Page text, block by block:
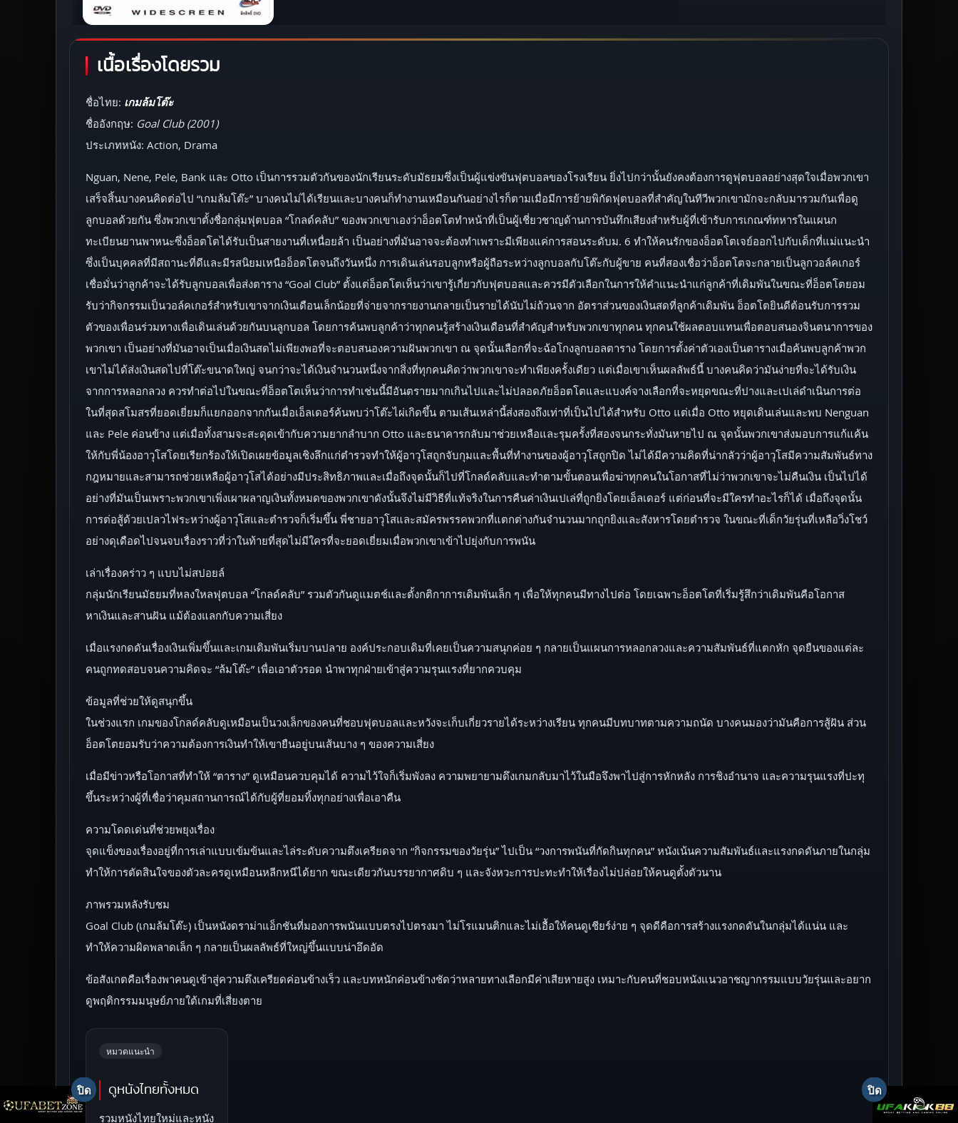
เนื้อเรื่องโดยรวม
ชื่อไทย: เกมล้มโต๊ะ
ชื่ออังกฤษ: Goal Club (2001)
ประเภทหนัง: Action, Drama
Nguan, Nene, Pele, Bank และ Otto เป็นการรวมตัวกันของนักเรียนระดับมัธยมซึ่งเป็นผู้แข่งขันฟุตบอลของโรงเรียน ยิ่งไปกว่านั้นยังคงต้องการดูฟุตบอลอย่างสุดใจเมื่อพวกเขา
เสร็จสิ้นบางคนคิดต่อไป “เกมล้มโต๊ะ” บางคนไม่ได้เรียนและบางคนก็ทำงานเหมือนกันอย่างไรก็ตามเมื่อมีการย้ายพิกัดฟุตบอลที่สำคัญในทีวีพวกเขามักจะกลับมารวมกันเพื่อดู
ลูกบอลด้วยกัน ซึ่งพวกเขาตั้งชื่อกลุ่มฟุตบอล “โกลด์คลับ” ของพวกเขาเองว่าอ็อตโตทำหน้าที่เป็นผู้เชี่ยวชาญด้านการบันทึกเสียงสำหรับผู้ที่เข้ารับการเกณฑ์ทหารในแผนก
ทะเบียนยานพาหนะซึ่งอ็อตโตได้รับเป็นสายงานที่เหนื่อยล้า เป็นอย่างที่มันอาจจะต้องทำเพราะมีเพียงแค่การสอนระดับม. 6 ทำให้คนรักของอ็อตโตเจย์ออกไปกับเด็กที่แม่แนะนำ
ซึ่งเป็นบุคคลที่มีสถานะที่ดีและมีรสนิยมเหนืออ็อตโตจนถึงวันหนึ่ง การเดินเล่นรอบลูกหรือผู้ถือระหว่างลูกบอลกับโต๊ะกับผู้ขาย คนที่สองเชื่อว่าอ็อตโตจะกลายเป็นลูกวอล์คเกอร์
เชื่อมั่นว่าลูกค้าจะได้รับลูกบอลเพื่อส่งตาราง “Goal Club” ตั้งแต่อ็อตโตเห็นว่าเขารู้เกี่ยวกับฟุตบอลและควรมีตัวเลือกในการให้คำแนะนำแก่ลูกค้าที่เดิมพันในขณะที่อ็อตโตยอม
รับว่ากิจกรรมเป็นวอล์คเกอร์สำหรับเขาจากเงินเดือนเล็กน้อยที่จ่ายจากรายงานกลายเป็นรายได้นับไม่ถ้วนจาก อัตราส่วนของเงินสดที่ลูกค้าเดิมพัน อ็อตโตยินดีต้อนรับการรวม
ตัวของเพื่อนร่วมทางเพื่อเดินเล่นด้วยกันบนลูกบอล โดยการค้นพบลูกค้าว่าทุกคนรู้สร้างเงินเดือนที่สำคัญสำหรับพวกเขาทุกคน ทุกคนใช้ผลตอบแทนเพื่อตอบสนองจินตนาการของ
พวกเขา เป็นอย่างที่มันอาจเป็นเมื่อเงินสดไม่เพียงพอที่จะตอบสนองความฝันพวกเขา ณ จุดนั้นเลือกที่จะฉ้อโกงลูกบอลตาราง โดยการตั้งค่าตัวเองเป็นตารางเมื่อค้นพบลูกค้าพวก
เขาไม่ได้ส่งเงินสดไปที่โต๊ะขนาดใหญ่ จนกว่าจะได้เงินจำนวนหนึ่งจากสิ่งที่ทุกคนคิดว่าพวกเขาจะทำเพียงครั้งเดียว แต่เมื่อเขาเห็นผลลัพธ์นี้ บางคนคิดว่ามันง่ายที่จะได้รับเงิน
จากการหลอกลวง ควรทำต่อไปในขณะที่อ็อตโตเห็นว่าการทำเช่นนี้มีอันตรายมากเกินไปและไม่ปลอดภัยอ็อตโตและแบงค์จางเลือกที่จะหยุดขณะที่ปางและเปเล่ดำเนินการต่อ
ในที่สุดสโมสรที่ยอดเยี่ยมก็แยกออกจากกันเมื่อเอ็ลเดอร์ค้นพบว่าโต๊ะไผ่เกิดขึ้น ตามเส้นเหล่านี้ส่งสองถึงเท่าที่เป็นไปได้สำหรับ Otto แต่เมื่อ Otto หยุดเดินเล่นและพบ Nenguan
และ Pele ค่อนข้าง แต่เมื่อทั้งสามจะสะดุดเข้ากับความยากลำบาก Otto และธนาคารกลับมาช่วยเหลือและรุมครั้งที่สองจนกระทั่งมันหายไป ณ จุดนั้นพวกเขาส่งมอบการแก้แค้น
ให้กับพี่น้องอาวุโสโดยเรียกร้องให้เปิดเผยข้อมูลเชิงลึกแก่ตำรวจทำให้ผู้อาวุโสถูกจับกุมและพื้นที่ทำงานของผู้อาวุโสถูกปิด ไม่ได้มีความคิดที่น่ากลัวว่าผู้อาวุโสมีความสัมพันธ์ทาง
กฎหมายและสามารถช่วยเหลือผู้อาวุโสได้อย่างมีประสิทธิภาพและเมื่อถึงจุดนั้นก็ไปที่โกลด์คลับและทำตามขั้นตอนเพื่อฆ่าทุกคนในโอกาสที่ไม่ว่าพวกเขาจะไม่คืนเงิน เป็นไปได้
อย่างที่มันเป็นเพราะพวกเขาเพิ่งเผาผลาญเงินทั้งหมดของพวกเขาดังนั้นจึงไม่มีวิธีที่แท้จริงในการคืนค่าเงินเปเล่ที่ถูกยิงโดยเอ็ลเดอร์ แต่ก่อนที่จะมีใครทำอะไรก็ได้ เมื่อถึงจุดนั้น
การต่อสู้ด้วยเปลวไฟระหว่างผู้อาวุโสและตำรวจก็เริ่มขึ้น พี่ชายอาวุโสและสมัครพรรคพวกที่แตกต่างกันจำนวนมากถูกยิงและสังหารโดยตำรวจ ในขณะที่เด็กวัยรุ่นที่เหลือวิ่งโชว์
อย่างดุเดือดไปจนจบเรื่องราวที่ว่าในท้ายที่สุดไม่มีใครที่จะยอดเยี่ยมเมื่อพวกเขาเข้าไปยุ่งกับการพนัน
เล่าเรื่องคร่าว ๆ แบบไม่สปอยล์
กลุ่มนักเรียนมัธยมที่หลงใหลฟุตบอล “โกลด์คลับ” รวมตัวกันดูแมตช์และตั้งกติกาการเดิมพันเล็ก ๆ เพื่อให้ทุกคนมีทางไปต่อ โดยเฉพาะอ็อตโตที่เริ่มรู้สึกว่าเดิมพันคือโอกาส
หาเงินและสานฝัน แม้ต้องแลกกับความเสี่ยง
เมื่อแรงกดดันเรื่องเงินเพิ่มขึ้นและเกมเดิมพันเริ่มบานปลาย องค์ประกอบเดิมที่เคยเป็นความสนุกค่อย ๆ กลายเป็นแผนการหลอกลวงและความสัมพันธ์ที่แตกหัก จุดยืนของแต่ละ
คนถูกทดสอบจนความคิดจะ “ล้มโต๊ะ” เพื่อเอาตัวรอด นำพาทุกฝ่ายเข้าสู่ความรุนแรงที่ยากควบคุม
ข้อมูลที่ช่วยให้ดูสนุกขึ้น
ในช่วงแรก เกมของโกลด์คลับดูเหมือนเป็นวงเล็กของคนที่ชอบฟุตบอลและหวังจะเก็บเกี่ยวรายได้ระหว่างเรียน ทุกคนมีบทบาทตามความถนัด บางคนมองว่ามันคือการสู้ฝัน ส่วน
อ็อตโตยอมรับว่าความต้องการเงินทำให้เขายืนอยู่บนเส้นบาง ๆ ของความเสี่ยง
เมื่อมีข่าวหรือโอกาสที่ทำให้ “ตาราง” ดูเหมือนควบคุมได้ ความไว้ใจก็เริ่มพังลง ความพยายามดึงเกมกลับมาไว้ในมือจึงพาไปสู่การหักหลัง การชิงอำนาจ และความรุนแรงที่ปะทุ
ขึ้นระหว่างผู้ที่เชื่อว่าคุมสถานการณ์ได้กับผู้ที่ยอมทิ้งทุกอย่างเพื่อเอาคืน
ความโดดเด่นที่ช่วยพยุงเรื่อง
จุดแข็งของเรื่องอยู่ที่การเล่าแบบเข้มข้นและไล่ระดับความตึงเครียดจาก “กิจกรรมของวัยรุ่น” ไปเป็น “วงการพนันที่กัดกินทุกคน” หนังเน้นความสัมพันธ์และแรงกดดันภายในกลุ่ม
ทำให้การตัดสินใจของตัวละครดูเหมือนหลีกหนีได้ยาก ขณะเดียวกันบรรยากาศดิบ ๆ และจังหวะการปะทะทำให้เรื่องไม่ปล่อยให้คนดูตั้งตัวนาน
ภาพรวมหลังรับชม
Goal Club (เกมล้มโต๊ะ) เป็นหนังดราม่าแอ็กชันที่มองการพนันแบบตรงไปตรงมา ไม่โรแมนติกและไม่เอื้อให้คนดูเชียร์ง่าย ๆ จุดดีคือการสร้างแรงกดดันในกลุ่มได้แน่น และ
ทำให้ความผิดพลาดเล็ก ๆ กลายเป็นผลลัพธ์ที่ใหญ่ขึ้นแบบน่าอึดอัด
ข้อสังเกตคือเรื่องพาคนดูเข้าสู่ความตึงเครียดค่อนข้างเร็ว และบทหนักค่อนข้างชัดว่าหลายทางเลือกมีค่าเสียหายสูง เหมาะกับคนที่ชอบหนังแนวอาชญากรรมแบบวัยรุ่นและอยาก
ดูพฤติกรรมมนุษย์ภายใต้เกมที่เสี่ยงตาย
หมวดแนะนำ
ดูหนังไทยทั้งหมด
รวมหนังไทยใหม่และหนัง